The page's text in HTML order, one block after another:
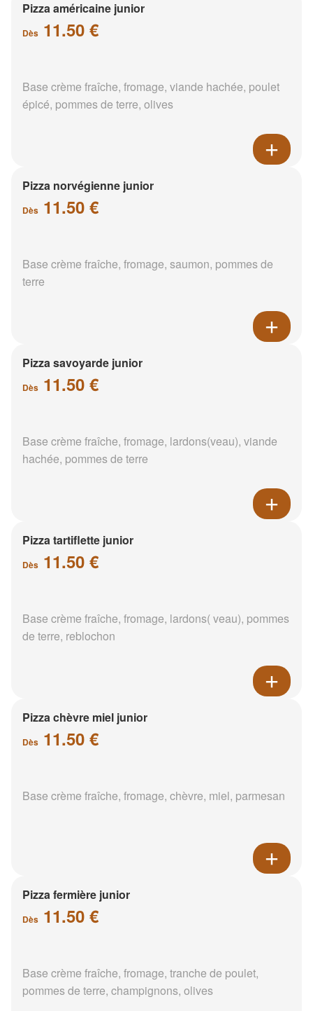
Pizza américaine junior
Dès 11.50 €
Base crème fraîche, fromage, viande hachée, poulet
épicé, pommes de terre, olives
Pizza norvégienne junior
Dès 11.50 €
Base crème fraîche, fromage, saumon, pommes de
terre
Pizza savoyarde junior
Dès 11.50 €
Base crème fraîche, fromage, lardons(veau), viande
hachée, pommes de terre
Pizza tartiflette junior
Dès 11.50 €
Base crème fraîche, fromage, lardons( veau), pommes
de terre, reblochon
Pizza chèvre miel junior
Dès 11.50 €
Base crème fraîche, fromage, chèvre, miel, parmesan
Pizza fermière junior
Dès 11.50 €
Base crème fraîche, fromage, tranche de poulet,
pommes de terre, champignons, olives